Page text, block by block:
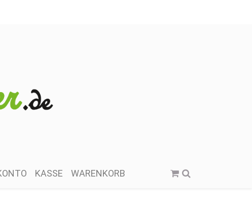
KASSE WARENKORB